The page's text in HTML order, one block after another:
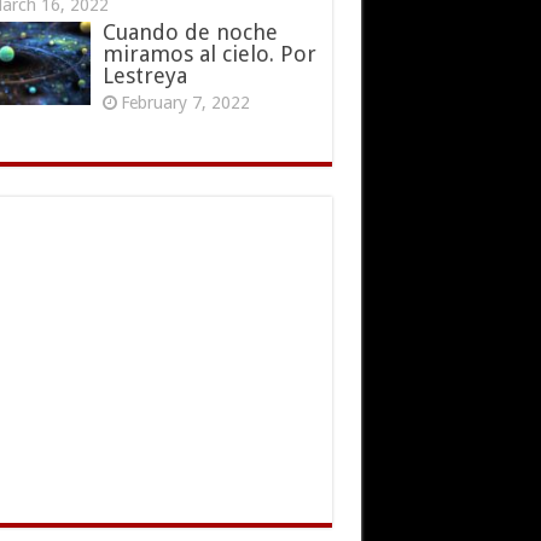
16, 2022
Cuando de noche
miramos al cielo. Por
Lestreya
February 7, 2022